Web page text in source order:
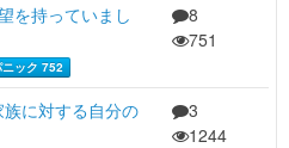
を持っていまし
ニック 752
8
751
に対する自分の
3
1244